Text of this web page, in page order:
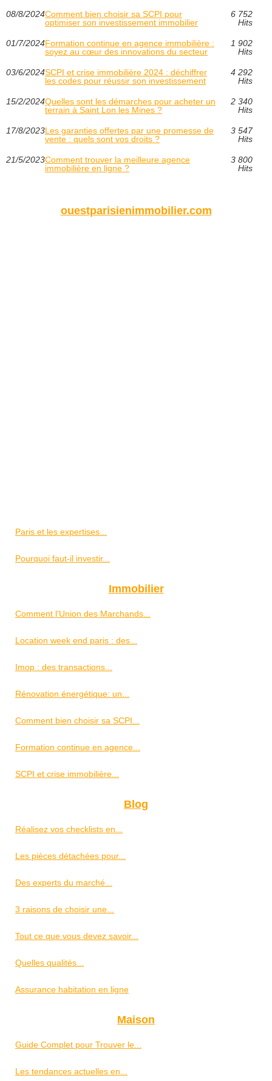
08/8/2024Comment bien choisir sa SCPI pour
optimiser son investissement immobilier
6 752
Hits
01/7/2024Formation continue en agence immobilière :
soyez au cœur des innovations du secteur
1 902
Hits
03/6/2024SCPI et crise immobilière 2024 : déchiffrer
les codes pour réussir son investissement
4 292
Hits
15/2/2024Quelles sont les démarches pour acheter un
terrain à Saint Lon les Mines ?
2 340
Hits
17/8/2023Les garanties offertes par une promesse de
vente : quels sont vos droits ?
3 547
Hits
21/5/2023Comment trouver la meilleure agence
immobilière en ligne ?
3 800
Hits
ouestparisienimmobilier.com
Paris et les expertises...
Pourquoi faut-il investir...
Immobilier
Comment l'Union des Marchands...
Location week end paris : des...
Imop : des transactions...
Rénovation énergétique: un...
Comment bien choisir sa SCPI...
Formation continue en agence...
SCPI et crise immobilière...
Blog
Réalisez vos checklists en...
Les pièces détachées pour...
Des experts du marché...
3 raisons de choisir une...
Tout ce que vous devez savoir...
Quelles qualités...
Assurance habitation en ligne
Maison
Guide Complet pour Trouver le...
Les tendances actuelles en...